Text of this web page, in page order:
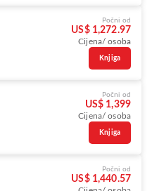
Počni od
US$ 1,272.97
Cijena/ osoba
Knjiga
Počni od
US$ 1,399
Cijena/ osoba
Knjiga
Počni od
US$ 1,440.57